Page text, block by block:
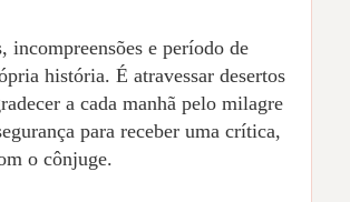
incompreensões e período de
história. É atravessar desertos
a cada manhã pelo milagre
para receber uma crítica,
o cônjuge.